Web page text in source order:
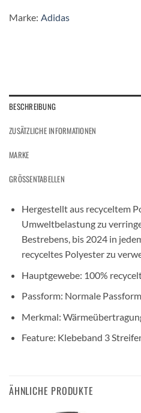
Marke: Adidas
BESCHREIBUNG
ZUSÄTZLICHE INFORMATIONEN
MARKE
GRÖSSENTABELLEN
Hergestellt aus recyceltem
Umweltbelastung zu
Bestrebens, bis 2024 in
recyceltes Polyester zu
Hauptgewebe: 100%
Passform: Normale Passform
Merkmal:
Feature: Klebeband 3
ÄHNLICHE PRODUKTE